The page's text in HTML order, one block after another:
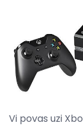
Vi povas uzi